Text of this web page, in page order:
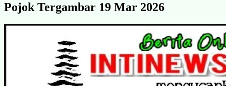
Pojok Tergambar 19 Mar 2026